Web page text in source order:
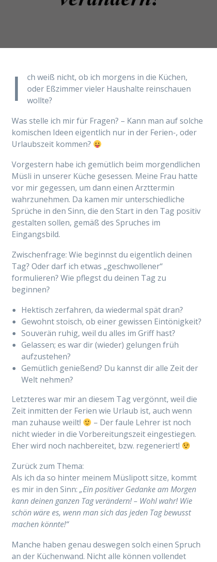
I
ch weiß nicht, ob ich morgens in die Küchen,
oder Eßzimmer vieler Haushalte reinschauen
wollte?
Was stelle ich mir für Fragen? – Kann man auf solche
komischen Ideen eigentlich nur in der Ferien-, oder
Urlaubszeit kommen?
Vorgestern habe ich gemütlich beim morgendlichen
Müsli in unserer Küche gesessen. Meine Frau hatte
vor mir gegessen, um dann einen Arzttermin
wahrzunehmen. Da kamen mir unterschiedliche
Sprüche in den Sinn, die den Start in den Tag positiv
gestalten sollen, gemäß des Spruches im
Eingangsbild.
Zwischenfrage: Wie beginnst du eigentlich deinen
Tag? Oder darf ich etwas „geschwollener“
formulieren? Wie pflegst du deinen Tag zu
beginnen?
Hektisch zerfahren, da wiedermal spät dran?
Gewohnt stoisch, ob einer gewissen Eintönigkeit?
Souverän ruhig, weil du alles im Griff hast?
Gelassen; es war dir (wieder) gelungen früh
aufzustehen?
Gemütlich genießend? Du kannst dir alle Zeit der
Welt nehmen?
Letzteres war mir an diesem Tag vergönnt, weil die
Zeit inmitten der Ferien wie Urlaub ist, auch wenn
man zuhause weilt!
– Der faule Lehrer ist noch
nicht wieder in die Vorbereitungszeit eingestiegen.
Eher wird noch nachbereitet, bzw. regeneriert!
Zurück zum Thema:
Als ich da so hinter meinem Müslipott sitze, kommt
es mir in den Sinn: „Ein positiver Gedanke am Morgen
kann deinen ganzen Tag verändern! – Wohl wahr! Wie
schön wäre es, wenn man sich das jeden Tag bewusst
machen könnte!“
Manche haben genau deswegen solch einen Spruch
an der Küchenwand. Nicht alle können vollendet